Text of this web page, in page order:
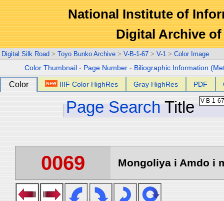
National Institute of
Digital Archive
Digital Silk Road > Toyo Bunko Archive > V-B-1-67 > V-1 > Color Image
Color Thumbnail - Page Number - Biliographic Information
Color IIIF Color HighRes Gray HighRes PDF
Page Search Title
0069 Mongoliya i Amdo i